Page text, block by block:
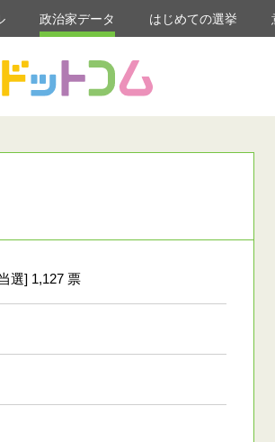
政治家データ はじめての選挙
選] 1,127 票